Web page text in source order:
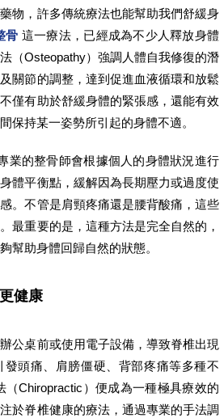
物，許多傳統療法也能幫助我們舒緩身
骨 這一療法，已經成為不少人釋放身體
（Osteopathy）強調人體自我修復的潛
關節的調整，達到促進血液循環和放鬆
僅有助於舒緩身體的緊張感，還能有效
保持某一姿勢所引起的身體不適。
業的整骨師會根據個人的身體狀況進行
體平衡點，緩解因為長期壓力或過度使
。不管是肩頸疼痛還是腰背酸痛，這些
最重要的是，這種方法是完全自然的，
幫助身體回歸自然的狀態。
健康
公桌前或使用電子設備，導致脊椎出現
頭痛、肩膀僵硬、背部疼痛等多種不
（Chiropractic）便成為一種極具療效的
於脊椎健康的療法，通過專業的手法調